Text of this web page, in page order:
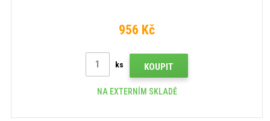
956 Kč
ks KOUPIT
NA EXTERNÍM SKLADĚ